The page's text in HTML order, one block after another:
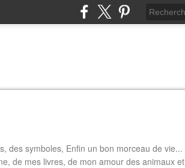
des symboles, Enfin un bon morceau de vie...
de mes livres, de mon amour des animaux et